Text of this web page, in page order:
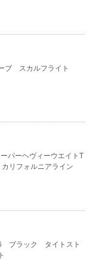
ブ スカルフライト
パーヘヴィーウエイトT
リフォルニアライン
ブラック タイトスト